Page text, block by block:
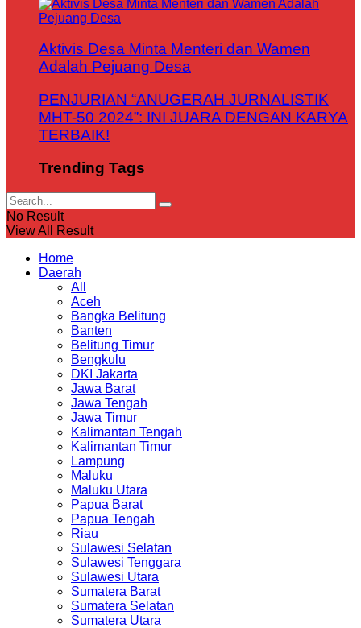
Aktivis Desa Minta Menteri dan Wamen
Adalah Pejuang Desa
PENJURIAN “ANUGERAH JURNALISTIK
MHT-50 2024”: INI JUARA DENGAN KARYA
TERBAIK!
Trending Tags
No Result
View All Result
Home
Daerah
All
Aceh
Bangka Belitung
Banten
Belitung Timur
Bengkulu
DKI Jakarta
Jawa Barat
Jawa Tengah
Jawa Timur
Kalimantan Tengah
Kalimantan Timur
Lampung
Maluku
Maluku Utara
Papua Barat
Papua Tengah
Riau
Sulawesi Selatan
Sulawesi Tenggara
Sulawesi Utara
Sumatera Barat
Sumatera Selatan
Sumatera Utara